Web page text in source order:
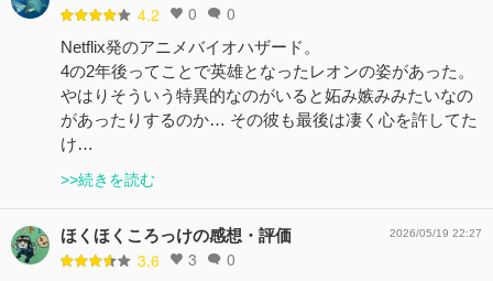
4.2 0 0
Netflix発のアニメバイオハザード。
4の2年後ってことで英雄となったレオンの姿があった。
やはりそういう特異的なのがいると妬み嫉みみたいなの
があったりするのか… その彼も最後は凄く心を許してた
け…
>>続きを読む
ほくほくころっけの感想・評価
3.6 3 0
2026/05/19 22:27